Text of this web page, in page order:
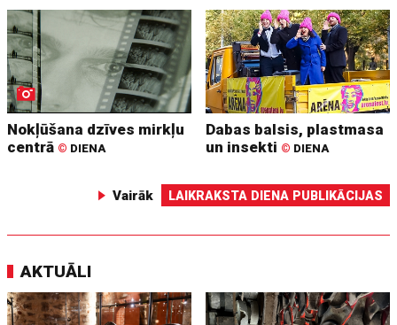
Nokļūšana dzīves mirkļu
centrā © DIENA
Dabas balsis, plastmasa
un insekti © DIENA
Vairāk LAIKRAKSTA DIENA PUBLIKĀCIJAS
AKTUĀLI